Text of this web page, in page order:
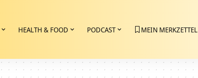
HEALTH & FOOD PODCAST MEIN MERKZETTEL